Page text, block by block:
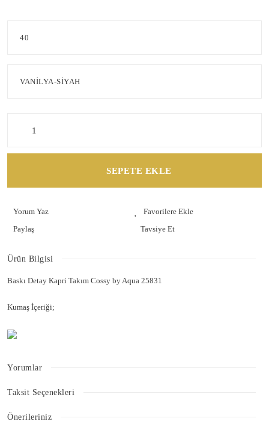
SEPETE EKLE
Yorum Yaz
Paylaş
Tavsiye Et
Ürün Bilgisi
Baskı Detay Kapri Takım Cossy by Aqua 25831
Kumaş İçeriği;
Yorumlar
Taksit Seçenekleri
Önerileriniz